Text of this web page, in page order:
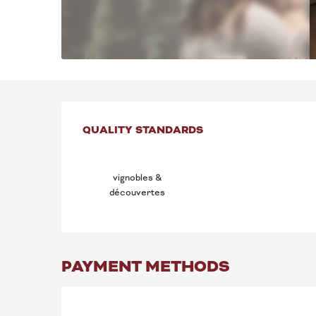
SERVICES
QUALITY STANDARDS
QUALITY STANDARDS
vignobles &
découvertes
PAYMENT METHODS